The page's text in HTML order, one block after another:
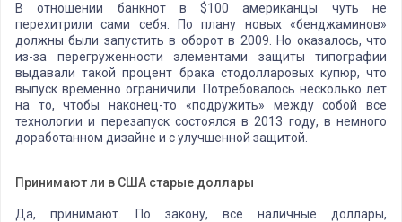
В отношении банкнот в $100 американцы чуть не
перехитрили сами себя. По плану новых «бенджаминов»
должны были запустить в оборот в 2009. Но оказалось, что
из-за перегруженности элементами защиты типографии
выдавали такой процент брака стодолларовых купюр, что
выпуск временно ограничили. Потребовалось несколько лет
на то, чтобы наконец-то «подружить» между собой все
технологии и перезапуск состоялся в 2013 году, в немного
доработанном дизайне и с улучшенной защитой.
Принимают ли в США старые доллары
Да, принимают. По закону, все наличные доллары,